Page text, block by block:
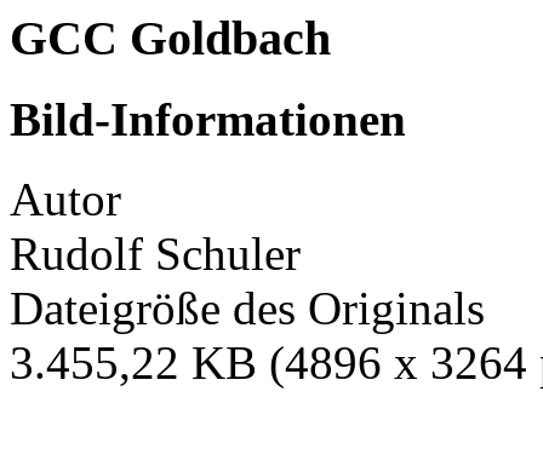
GCC Goldbach
Bild-Informationen
Autor
Rudolf Schuler
Dateigröße des Originals
3.455,22 KB (4896 x 3264